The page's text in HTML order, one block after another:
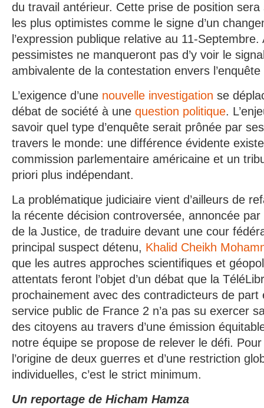
du travail antérieur. Cette prise de position
les plus optimistes comme le signe d’un
l’expression publique relative au 11-Septembre.
pessimistes ne manqueront pas d’y voir le
ambivalente de la contestation envers
L’exigence d’une nouvelle investigation se
débat de société à une question politique.
savoir quel type d’enquête serait prônée par
travers le monde: une différence évidente
commission parlementaire américaine et un
priori plus indépendant.
La problématique judiciaire vient d’ailleurs de
la récente décision controversée, annoncée
de la Justice, de traduire devant une cour
principal suspect détenu, Khalid Cheikh
que les autres approches scientifiques et
attentats feront l’objet d’un débat que la
prochainement avec des contradicteurs de part
service public de France 2 n’a pas su exercer
des citoyens au travers d’une émission
notre équipe se propose de relever le défi.
l’origine de deux guerres et d’une restriction
individuelles, c’est le strict minimum.
Un reportage de Hicham Hamza